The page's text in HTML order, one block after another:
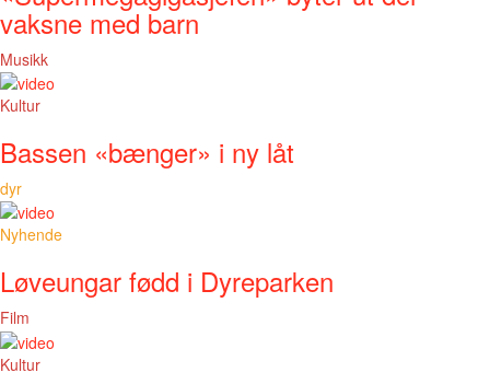
vaksne med barn
Musikk
Kultur
Bassen «bænger» i ny låt
dyr
Nyhende
Løveungar fødd i Dyreparken
Film
Kultur